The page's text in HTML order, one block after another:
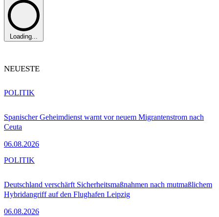
Loading...
NEUESTE
Spanischer Geheimdienst warnt vor neuem Migrantenstrom nach
Ceuta
06.08.2026
POLITIK
Deutschland verschärft Sicherheitsmaßnahmen nach mutmaßlichem
Hybridangriff auf den Flughafen Leipzig
06.08.2026
POLITIK